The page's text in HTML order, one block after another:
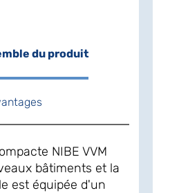
du produit
NIBE VVM
bâtiments et la
est équipée d'un